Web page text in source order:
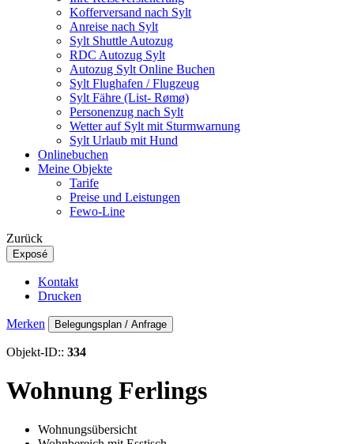
Kofferversand nach Sylt
Anreise nach Sylt
Sylt Shuttle Autozug
RDC Autozug Sylt
Autozug Sylt Online Buchen
Sylt Flughafen / Flugzeug
Sylt Fähre (List- Rømø)
Personenzug nach Sylt
Wetter auf Sylt mit Sturmwarnung
Sylt Urlaub mit Hund
Onlinebuchen
Meine Objekte
Tarife
Preise und Leistungen
Fewo-Line
Zurück
Exposé
Kontakt
Drucken
Merken Belegungsplan / Anfrage
Objekt-ID:: 334
Wohnung Ferlings
Wohnungsübersicht